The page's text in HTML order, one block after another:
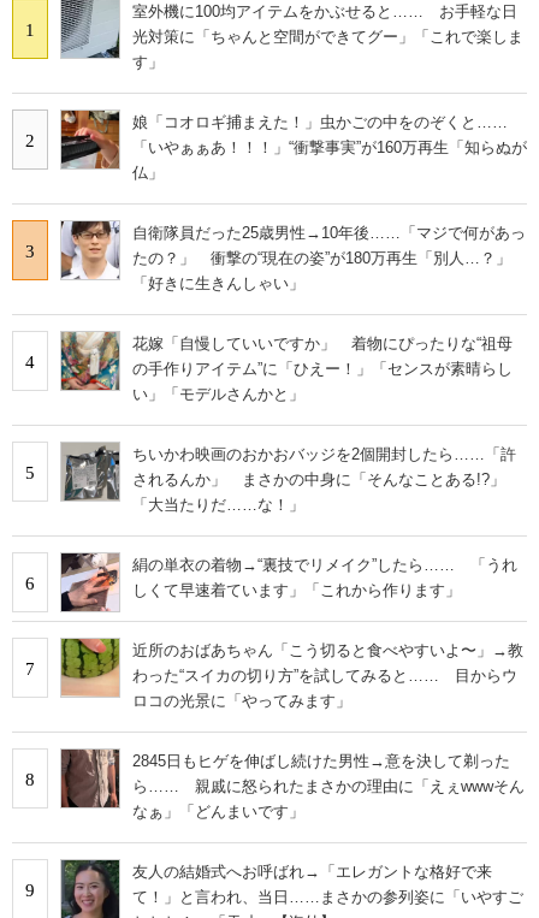
1
室外機に100均アイテムをかぶせると…… お手軽な日
光対策に「ちゃんと空間ができてグー」「これで楽しま
す」
2
娘「コオロギ捕まえた！」虫かごの中をのぞくと……
「いやぁぁあ！！！」“衝撃事実”が160万再生「知らぬが
仏」
3
自衛隊員だった25歳男性→10年後……「マジで何があっ
たの？」 衝撃の“現在の姿”が180万再生「別人…？」
「好きに生きんしゃい」
4
花嫁「自慢していいですか」 着物にぴったりな“祖母
の手作りアイテム”に「ひえー！」「センスが素晴らし
い」「モデルさんかと」
5
ちいかわ映画のおかおバッジを2個開封したら……「許
されるんか」 まさかの中身に「そんなことある!?」
「大当たりだ……な！」
6
絹の単衣の着物→“裏技でリメイク”したら…… 「うれ
しくて早速着ています」「これから作ります」
7
近所のおばあちゃん「こう切ると食べやすいよ〜」→教
わった“スイカの切り方”を試してみると…… 目からウ
ロコの光景に「やってみます」
8
2845日もヒゲを伸ばし続けた男性→意を決して剃った
ら…… 親戚に怒られたまさかの理由に「えぇwwwそん
なぁ」「どんまいです」
9
友人の結婚式へお呼ばれ→「エレガントな格好で来
て！」と言われ、当日……まさかの参列姿に「いやすご